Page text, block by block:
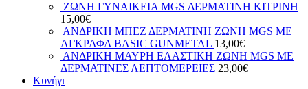
ΖΩΝΗ ΓΥΝΑΙΚΕΙΑ MGS ΔΕΡΜΑΤΙΝΗ ΚΙΤΡΙΝΗ
15,00€
ΑΝΔΡΙΚΗ ΜΠΕΖ ΔΕΡΜΑΤΙΝΗ ΖΩΝΗ MGS ΜΕ
ΑΓΚΡΑΦΑ BASIC GUNMETAL 13,00€
ΑΝΔΡΙΚΗ ΜΑΥΡΗ ΕΛΑΣΤΙΚΗ ΖΩΝΗ MGS ΜΕ
ΔΕΡΜΑΤΙΝΕΣ ΛΕΠΤΟΜΕΡΕΙΕΣ 23,00€
Κυνήγι